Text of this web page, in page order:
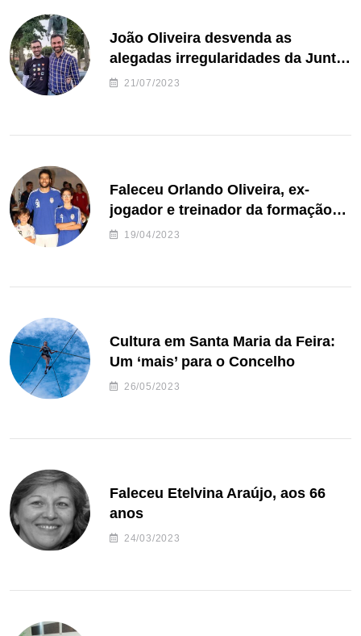
João Oliveira desvenda as
alegadas irregularidades da Junta
de Freguesia S. João de Ver
21/07/2023
Faleceu Orlando Oliveira, ex-
jogador e treinador da formação
de andebol do Feirense
19/04/2023
Cultura em Santa Maria da Feira:
Um ‘mais’ para o Concelho
26/05/2023
Faleceu Etelvina Araújo, aos 66
anos
24/03/2023